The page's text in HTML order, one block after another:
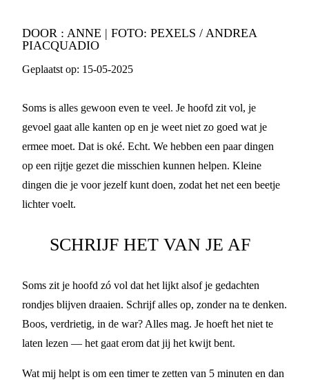
DOOR : ANNE | FOTO: PEXELS / ANDREA
PIACQUADIO
Geplaatst op: 15-05-2025
Soms is alles gewoon even te veel. Je hoofd zit vol, je
gevoel gaat alle kanten op en je weet niet zo goed wat je
ermee moet. Dat is oké. Echt. We hebben een paar dingen
op een rijtje gezet die misschien kunnen helpen. Kleine
dingen die je voor jezelf kunt doen, zodat het net een beetje
lichter voelt.
SCHRIJF HET VAN JE AF
Soms zit je hoofd zó vol dat het lijkt alsof je gedachten
rondjes blijven draaien. Schrijf alles op, zonder na te denken.
Boos, verdrietig, in de war? Alles mag. Je hoeft het niet te
laten lezen — het gaat erom dat jij het kwijt bent.
Wat mij helpt is om een timer te zetten van 5 minuten en dan